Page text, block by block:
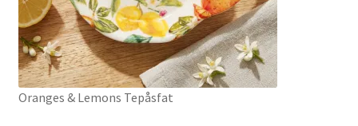
Oranges & Lemons Tepåsfat